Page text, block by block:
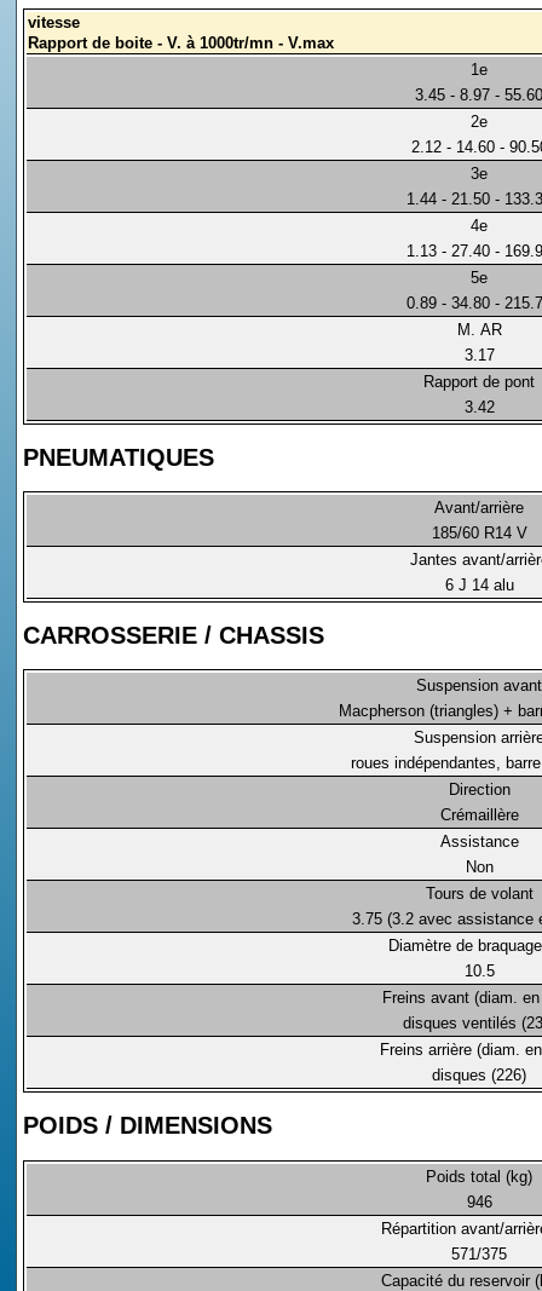
vitesse
Rapport de boite - V. à 1000tr/mn - V.max
1e
3.45 - 8.97 - 55.60
2e
2.12 - 14.60 -
3e
1.44 - 21.50 -
4e
1.13 - 27.40 -
5e
0.89 - 34.80 -
M. AR
3.17
Rapport de pont
3.42
PNEUMATIQUES
Avant/arrière
185/60 R14 V
Jantes avant/
6 J 14 alu
CARROSSERIE / CHASSIS
Suspension avant
Macpherson (triangles) +
Suspension
roues indépendantes,
Direction
Crémaillère
Assistance
Non
Tours de volant
3.75 (3.2 avec assistance
Diamètre de
10.5
Freins avant (diam.
disques ventilés
Freins arrière (diam.
disques (226)
POIDS / DIMENSIONS
Poids total (kg)
946
Répartition avant/
571/375
Capacité du reservoir